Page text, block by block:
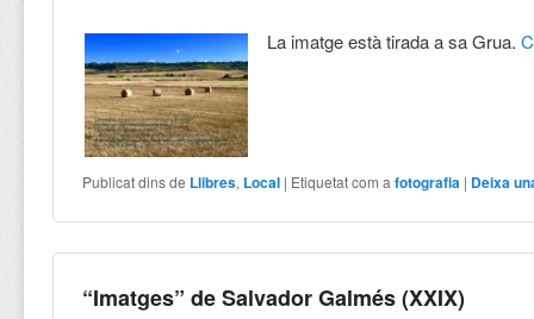
La imatge està tirada a sa Grua.
Publicat dins de Llibres, Local | Etiquetat com a fotografia | Deixa
“Imatges” de Salvador Galmés (XXIX)